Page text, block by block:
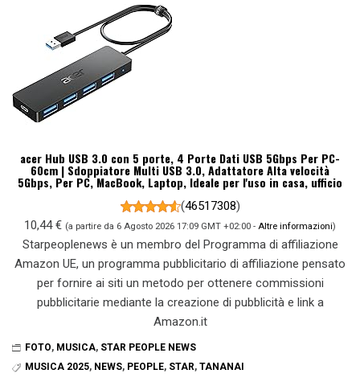
acer Hub USB 3.0 con 5 porte, 4 Porte Dati USB 5Gbps Per PC-
60cm | Sdoppiatore Multi USB 3.0, Adattatore Alta velocità
5Gbps, Per PC, MacBook, Laptop, Ideale per l'uso in casa, ufficio
(46517308)
10,44 € (a partire da 6 Agosto 2026 17:09 GMT +02:00 - Altre informazioni)
Starpeoplenews è un membro del Programma di affiliazione
Amazon UE, un programma pubblicitario di affiliazione pensato
per fornire ai siti un metodo per ottenere commissioni
pubblicitarie mediante la creazione di pubblicità e link a
Amazon.it
FOTO, MUSICA, STAR PEOPLE NEWS
MUSICA 2025, NEWS, PEOPLE, STAR, TANANAI